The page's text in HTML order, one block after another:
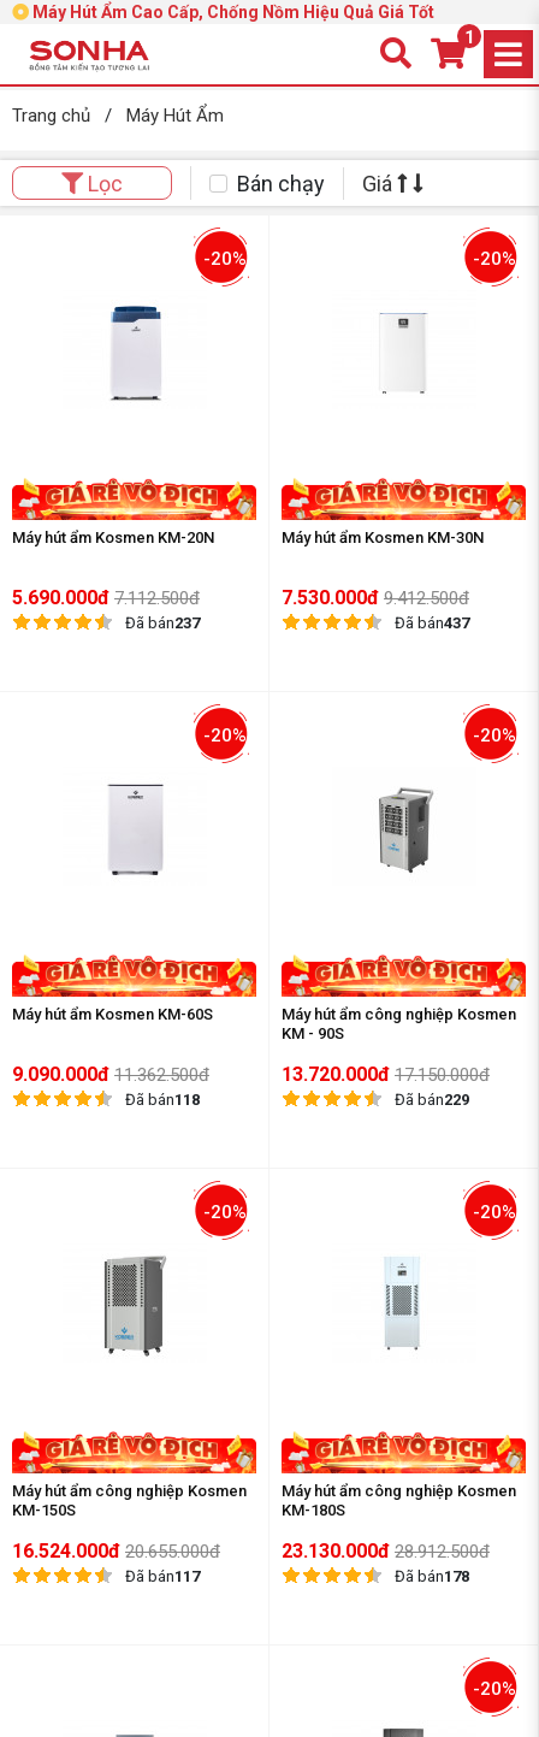
Máy Hút Ẩm Cao Cấp, Chống Nồm Hiệu Quả Giá Tốt
1
Trang chủ / Máy Hút Ẩm
Lọc Bán chạy Giá
-20%
Máy hút ẩm Kosmen KM-20N
5.690.000đ 7.112.500đ
Đã bán237
-20%
Máy hút ẩm Kosmen KM-30N
7.530.000đ 9.412.500đ
Đã bán437
-20%
Máy hút ẩm Kosmen KM-60S
9.090.000đ 11.362.500đ
Đã bán118
-20%
Máy hút ẩm công nghiệp Kosmen
KM - 90S
13.720.000đ 17.150.000đ
Đã bán229
-20%
Máy hút ẩm công nghiệp Kosmen
KM-150S
16.524.000đ 20.655.000đ
Đã bán117
-20%
Máy hút ẩm công nghiệp Kosmen
KM-180S
23.130.000đ 28.912.500đ
Đã bán178
-20%